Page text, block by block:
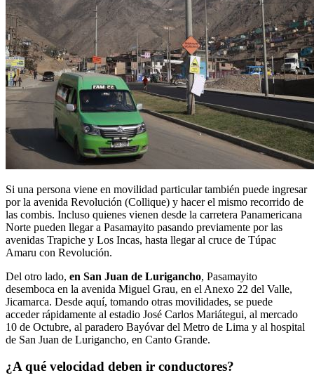
Si una persona viene en movilidad particular también puede ingresar
por la avenida Revolución (Collique) y hacer el mismo recorrido de
las combis. Incluso quienes vienen desde la carretera Panamericana
Norte pueden llegar a Pasamayito pasando previamente por las
avenidas Trapiche y Los Incas, hasta llegar al cruce de Túpac
Amaru con Revolución.
Del otro lado, en San Juan de Lurigancho, Pasamayito
desemboca en la avenida Miguel Grau, en el Anexo 22 del Valle,
Jicamarca. Desde aquí, tomando otras movilidades, se puede
acceder rápidamente al estadio José Carlos Mariátegui, al mercado
10 de Octubre, al paradero Bayóvar del Metro de Lima y al hospital
de San Juan de Lurigancho, en Canto Grande.
¿A qué velocidad deben ir conductores?